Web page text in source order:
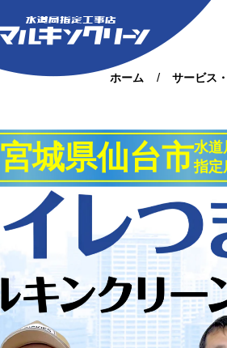
ホーム サービス
宮城県仙台市水道
指定